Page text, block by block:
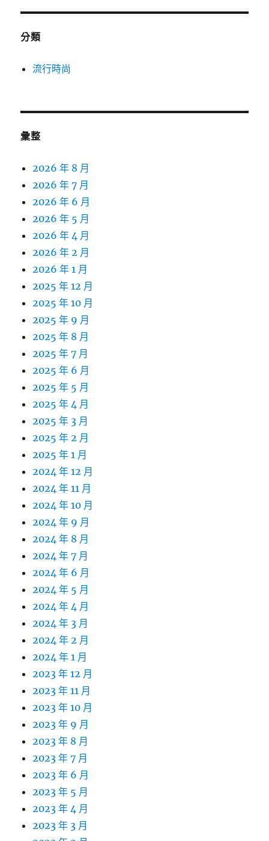
分類
流行時尚
彙整
2026 年 8 月
2026 年 7 月
2026 年 6 月
2026 年 5 月
2026 年 4 月
2026 年 2 月
2026 年 1 月
2025 年 12 月
2025 年 10 月
2025 年 9 月
2025 年 8 月
2025 年 7 月
2025 年 6 月
2025 年 5 月
2025 年 4 月
2025 年 3 月
2025 年 2 月
2025 年 1 月
2024 年 12 月
2024 年 11 月
2024 年 10 月
2024 年 9 月
2024 年 8 月
2024 年 7 月
2024 年 6 月
2024 年 5 月
2024 年 4 月
2024 年 3 月
2024 年 2 月
2024 年 1 月
2023 年 12 月
2023 年 11 月
2023 年 10 月
2023 年 9 月
2023 年 8 月
2023 年 7 月
2023 年 6 月
2023 年 5 月
2023 年 4 月
2023 年 3 月